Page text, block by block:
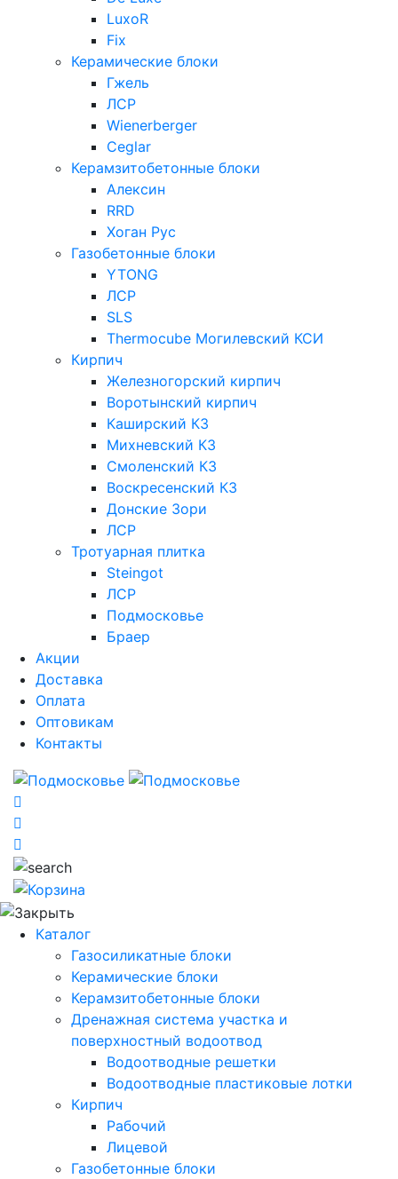
LuxoR
Fix
Керамические блоки
Гжель
ЛСР
Wienerberger
Ceglar
Керамзитобетонные блоки
Алексин
RRD
Хоган Рус
Газобетонные блоки
YTONG
ЛСР
SLS
Thermocube Могилевский КСИ
Кирпич
Железногорский кирпич
Воротынский кирпич
Каширский КЗ
Михневский КЗ
Смоленский КЗ
Воскресенский КЗ
Донские Зори
ЛСР
Тротуарная плитка
Steingot
ЛСР
Подмосковье
Браер
Акции
Доставка
Оплата
Оптовикам
Контакты
Каталог
Газосиликатные блоки
Керамические блоки
Керамзитобетонные блоки
Дренажная система участка и
поверхностный водоотвод
Водоотводные решетки
Водоотводные пластиковые лотки
Кирпич
Рабочий
Лицевой
Газобетонные блоки